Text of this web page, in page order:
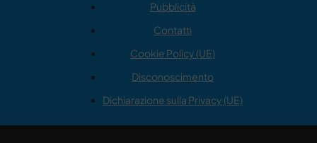
Pubblicità
Contatti
Cookie Policy (UE)
Disconoscimento
Dichiarazione sulla Privacy (UE)